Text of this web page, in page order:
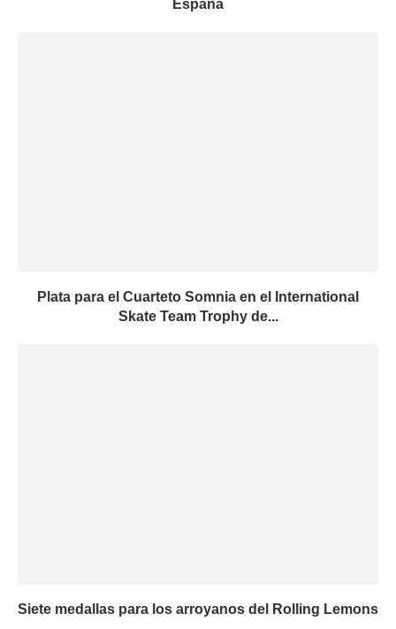
España
Plata para el Cuarteto Somnia en el International
Skate Team Trophy de...
Siete medallas para los arroyanos del Rolling Lemons